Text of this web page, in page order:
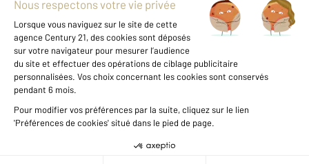
À propos
International
Nous contacter
Données personnelles